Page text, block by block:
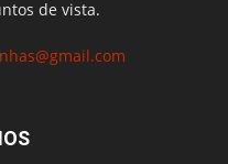
de vista.